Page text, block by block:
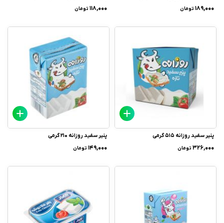
۱۸۹,۰۰۰ تومان ۱۱۸,۰۰۰ تومان
پنیر سفید روزانه 515 گرمی
۳۲۶,۰۰۰ تومان
پنیر سفید روزانه 210 گرمی
۱۴۹,۰۰۰ تومان